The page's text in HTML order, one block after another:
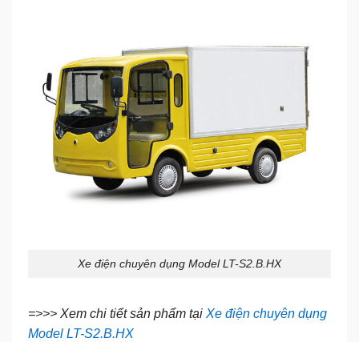
Xe điện chuyên dụng Model LT-S2.B.HX
=>>> Xem chi tiết sản phẩm tại Xe điện chuyên dụng
Model LT-S2.B.HX